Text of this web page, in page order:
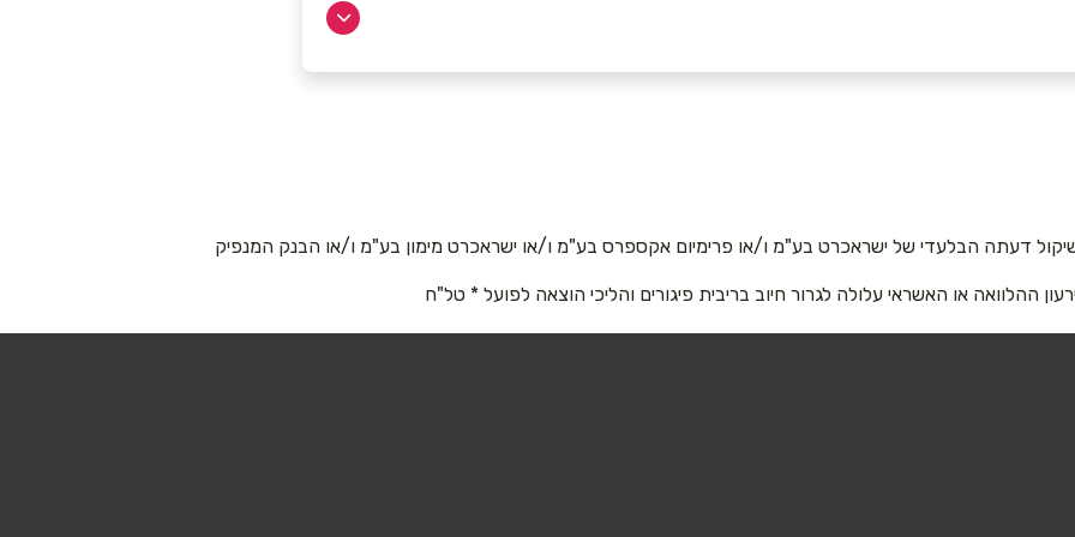
אימייל
דעתה הבלעדי של ישראכרט בע"מ ו/או פרימיום אקספרס בע"מ ו/או ישראכרט מימון בע"מ ו/או הבנק המנפיק
ההלוואה או האשראי עלולה לגרור חיוב בריבית פיגורים והליכי הוצאה לפועל * טל"ח